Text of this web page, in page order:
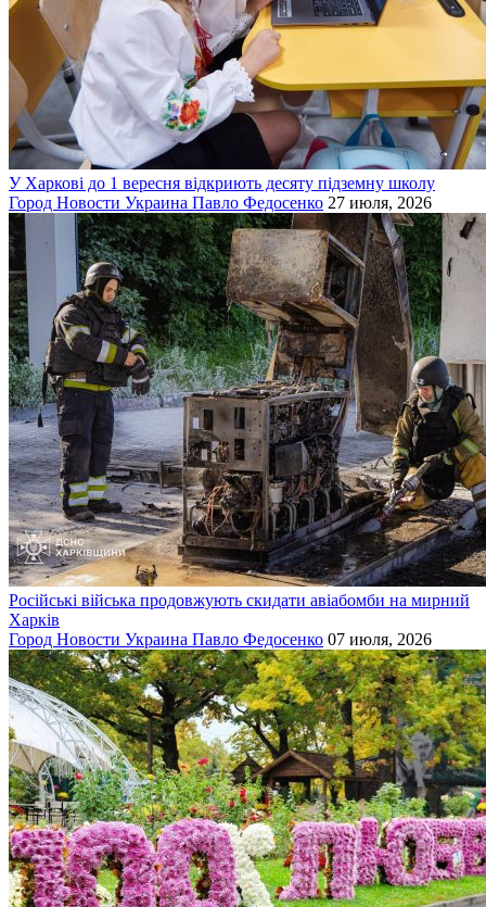
У Харкові до 1 вересня відкриють десяту підземну школу
Город Новости Украина Павло Федосенко 27 июля, 2026
Російські війська продовжують скидати авіабомби на мирний
Харків
Город Новости Украина Павло Федосенко 07 июля, 2026